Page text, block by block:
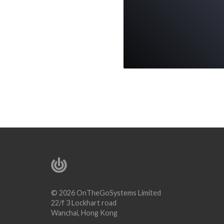
© 2026 OnTheGoSystems Limited
22/f 3 Lockhart road
Wanchai, Hong Kong